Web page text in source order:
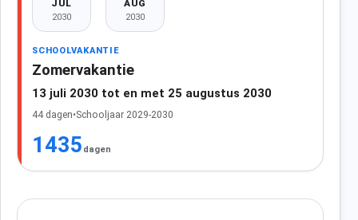
JUL
2030
AUG
2030
SCHOOLVAKANTIE
Zomervakantie
13 juli 2030 tot en met 25 augustus 2030
44 dagen•Schooljaar 2029-2030
1435 dagen